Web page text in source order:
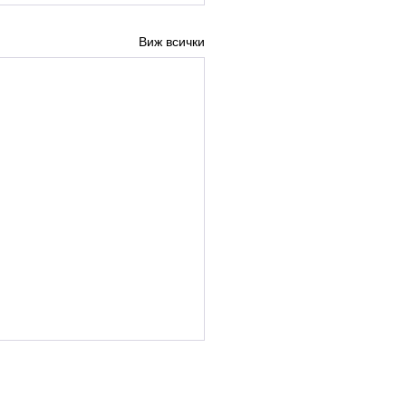
Виж всички